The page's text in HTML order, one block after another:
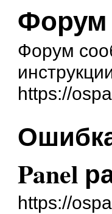
Форум
Форум
https://
Panel
https://